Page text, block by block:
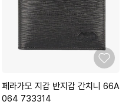
페라가모 지갑 반지갑 간치니 66A
064 733314